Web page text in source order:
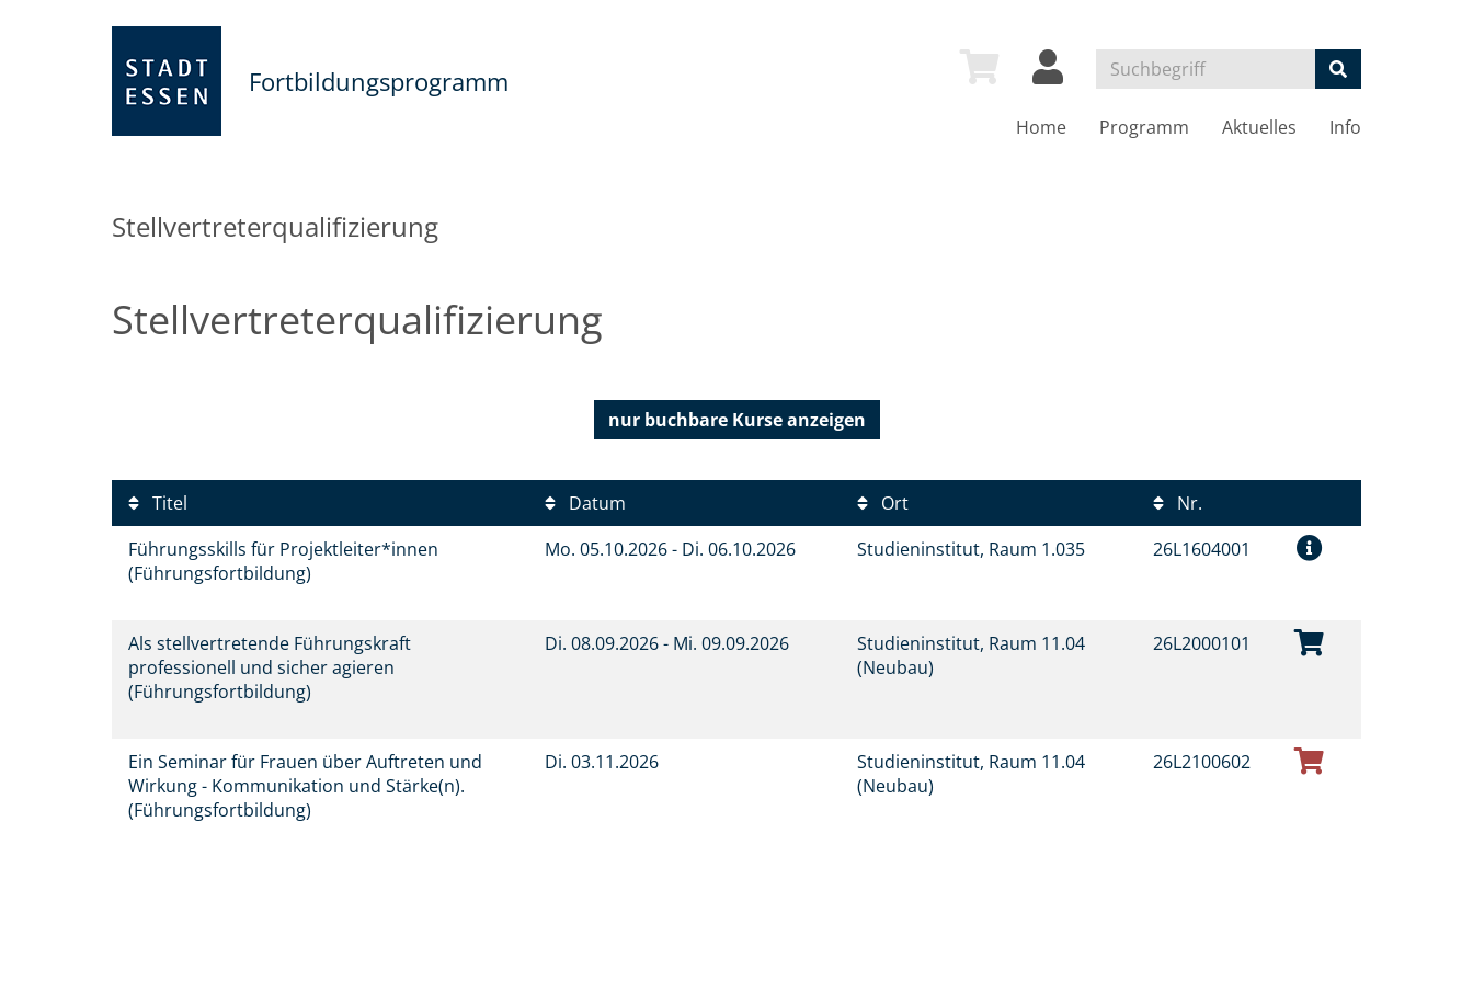
Fortbildungsprogramm
Home Programm Aktuelles Info
Stellvertreterqualifizierung
Stellvertreterqualifizierung
nur buchbareKurse anzeigen
Titel Datum Ort
Nr.
Führungsskills für Projektleiter*innen
(Führungsfortbildung)
Mo. 05.10.2026 - Di. 06.10.2026 Studieninstitut, Raum 1.035 26L1604001
Als stellvertretende Führungskraft
professionell und sicher agieren
(Führungsfortbildung)
Di. 08.09.2026 - Mi. 09.09.2026
Studieninstitut, Raum 11.04
(Neubau)
26L2000101
Ein Seminar für Frauen über Auftreten und
Wirkung - Kommunikation und Stärke(n).
(Führungsfortbildung)
Di. 03.11.2026
Studieninstitut, Raum 11.04
(Neubau)
26L2100602